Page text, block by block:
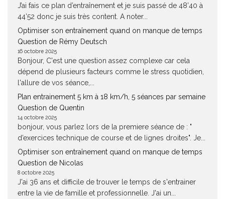
J’ai fais ce plan d’entraînement et je suis passé de 48’40 à
44’52 donc je suis très content. A noter...
Optimiser son entraînement quand on manque de temps
Question de Rémy Deutsch
16 octobre 2025
Bonjour, C'est une question assez complexe car cela
dépend de plusieurs facteurs comme le stress quotidien,
l'allure de vos séance,...
Plan entrainement 5 km à 18 km/h, 5 séances par semaine
Question de Quentin
14 octobre 2025
bonjour, vous parlez lors de la premiere séance de : "
d’exercices technique de course et de lignes droites". Je...
Optimiser son entraînement quand on manque de temps
Question de Nicolas
8 octobre 2025
J'ai 36 ans et difficile de trouver le temps de s'entrainer
entre la vie de famille et professionnelle. J'ai un...